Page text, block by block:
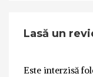
Lasă un
Este interzisă